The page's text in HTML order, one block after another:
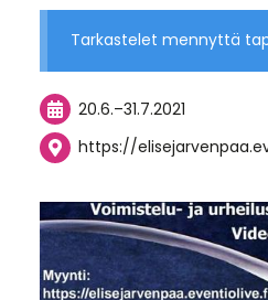
Tarkastelet mennyttä
20.6.–31.7.2021
https://